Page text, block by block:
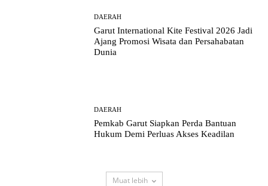
DAERAH
Garut International Kite Festival 2026 Jadi
Ajang Promosi Wisata dan Persahabatan
Dunia
DAERAH
Pemkab Garut Siapkan Perda Bantuan
Hukum Demi Perluas Akses Keadilan
Muat lebih